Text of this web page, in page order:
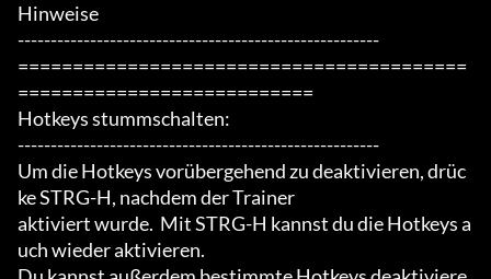
Hinweise
-------------------------------------------------------
=========================================
===========================
Hotkeys stummschalten:
-------------------------------------------------------
Um die Hotkeys vorübergehend zu deaktivieren, drüc
ke STRG-H, nachdem der Trainer
aktiviert wurde.  Mit STRG-H kannst du die Hotkeys a
uch wieder aktivieren.